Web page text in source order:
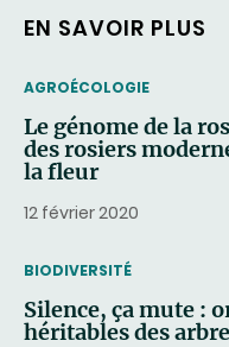
EN SAVOIR PLUS
THEMATIC
AGROÉCOLOGIE
Le génome de la
des rosiers
la fleur
12 février 2020
THEMATIC
BIODIVERSITÉ
Silence, ça mute :
héritables des